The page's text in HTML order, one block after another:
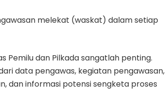
melekat (waskat) dalam setiap
Pemilu dan Pilkada sangatlah penting.
data pengawas, kegiatan pengawasan,
dan informasi potensi sengketa proses